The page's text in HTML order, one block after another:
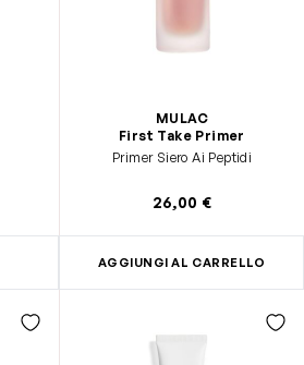
MULAC
First Take Primer
Primer Siero Ai Peptidi
26,00 €
AGGIUNGI AL CARRELLO